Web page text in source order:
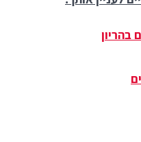
בהריון